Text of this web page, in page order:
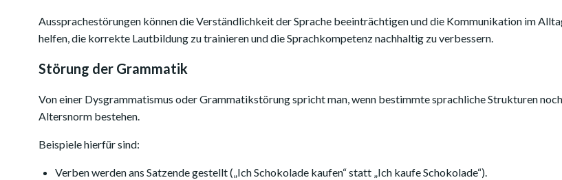
Aussprachestörungen können die Verständlichkeit der Sprache beeinträchtigen und die Kommunikation im
helfen, die korrekte Lautbildung zu trainieren und die Sprachkompetenz nachhaltig zu verbessern.
Störung der Grammatik
Von einer Dysgrammatismus oder Grammatikstörung spricht man, wenn bestimmte sprachliche Strukturen
Altersnorm bestehen.
Beispiele hierfür sind:
Verben werden ans Satzende gestellt („Ich Schokolade kaufen“ statt „Ich kaufe Schokolade“).